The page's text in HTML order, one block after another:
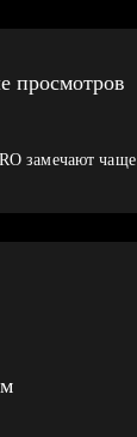
просмотров
замечают чаще